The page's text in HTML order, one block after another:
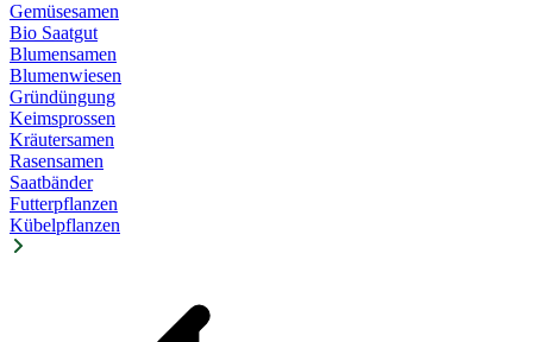
Gemüsesamen
Bio Saatgut
Blumensamen
Blumenwiesen
Gründüngung
Keimsprossen
Kräutersamen
Rasensamen
Saatbänder
Futterpflanzen
Kübelpflanzen